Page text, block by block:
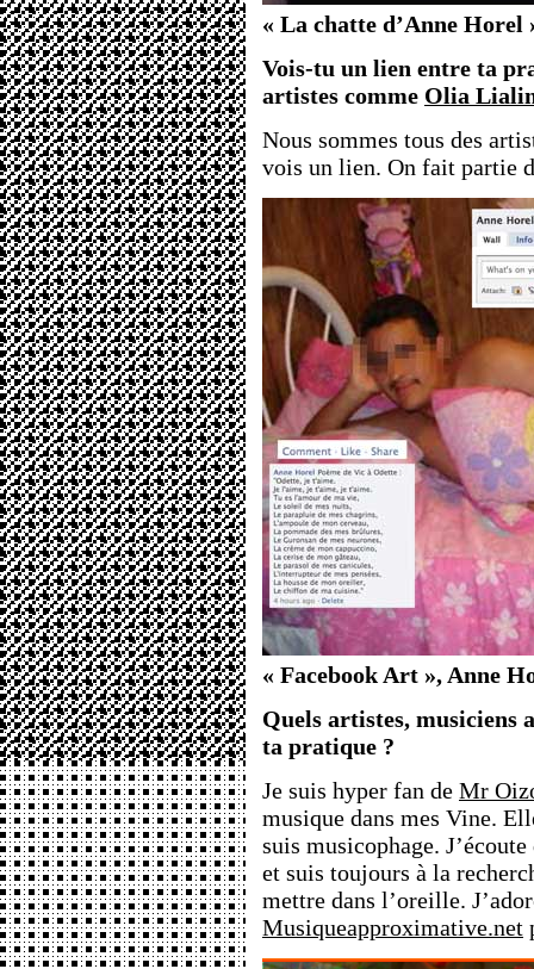
« La chatte d’Anne Horel
Vois-tu un lien entre ta
artistes comme Olia
Nous sommes tous des
vois un lien. On fait partie
« Facebook Art », Anne
Quels artistes, musiciens
ta pratique ?
Je suis hyper fan de Mr
musique dans mes Vine.
suis musicophage.
et suis toujours à la
mettre dans l’oreille.
Musiqueapproximative.net